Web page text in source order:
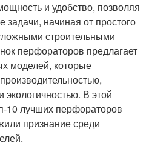
и удобство, позволяя
начиная от простого
строительными
перфораторов предлагает
моделей, которые
В этой
10 лучших перфораторов
признание среди